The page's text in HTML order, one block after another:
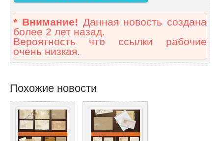
* Внимание! Данная новость создана
более 2 лет назад.
Вероятность что ссылки рабочие
очень низкая.
Похожие новости